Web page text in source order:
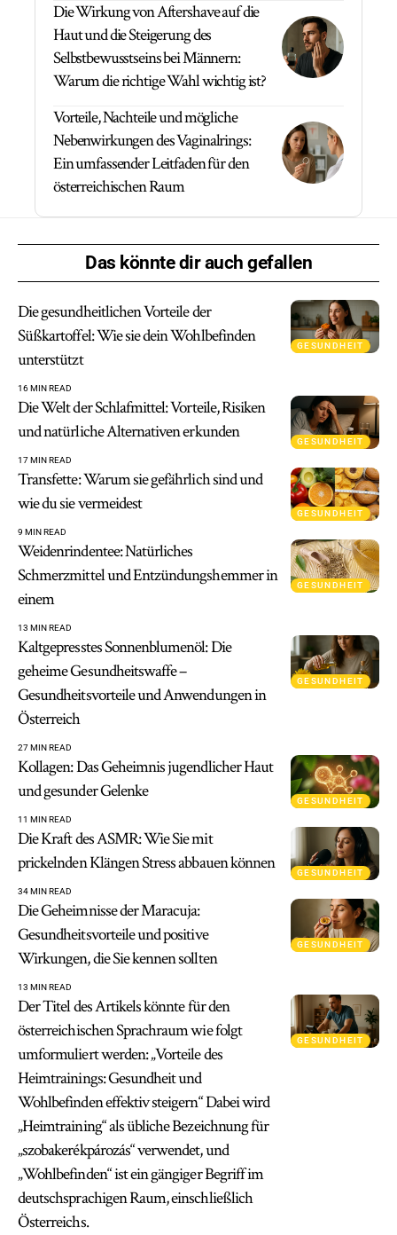
Die Wirkung von Aftershave auf die
Haut und die Steigerung des
Selbstbewusstseins bei Männern:
Warum die richtige Wahl wichtig ist?
Vorteile, Nachteile und mögliche
Nebenwirkungen des Vaginalrings:
Ein umfassender Leitfaden für den
österreichischen Raum
Das könnte dir auch gefallen
GESUNDHEIT
Die gesundheitlichen Vorteile der
Süßkartoffel: Wie sie dein Wohlbefinden
unterstützt
16 MIN READ
GESUNDHEIT
Die Welt der Schlafmittel: Vorteile, Risiken
und natürliche Alternativen erkunden
17 MIN READ
GESUNDHEIT
Transfette: Warum sie gefährlich sind und
wie du sie vermeidest
9 MIN READ
GESUNDHEIT
Weidenrindentee: Natürliches
Schmerzmittel und Entzündungshemmer in
einem
13 MIN READ
GESUNDHEIT
Kaltgepresstes Sonnenblumenöl: Die
geheime Gesundheitswaffe –
Gesundheitsvorteile und Anwendungen in
Österreich
27 MIN READ
GESUNDHEIT
Kollagen: Das Geheimnis jugendlicher Haut
und gesunder Gelenke
11 MIN READ
GESUNDHEIT
Die Kraft des ASMR: Wie Sie mit
prickelnden Klängen Stress abbauen können
34 MIN READ
GESUNDHEIT
Die Geheimnisse der Maracuja:
Gesundheitsvorteile und positive
Wirkungen, die Sie kennen sollten
13 MIN READ
GESUNDHEIT
Der Titel des Artikels könnte für den
österreichischen Sprachraum wie folgt
umformuliert werden: „Vorteile des
Heimtrainings: Gesundheit und
Wohlbefinden effektiv steigern“ Dabei wird
„Heimtraining“ als übliche Bezeichnung für
„szobakerékpározás“ verwendet, und
„Wohlbefinden“ ist ein gängiger Begriff im
deutschsprachigen Raum, einschließlich
Österreichs.